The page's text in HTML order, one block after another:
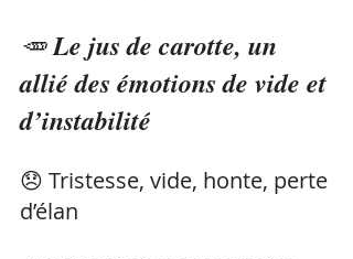
🥕 Le jus de carotte, un
allié des émotions de vide et
d’instabilité
😞 Tristesse, vide, honte, perte
d’élan